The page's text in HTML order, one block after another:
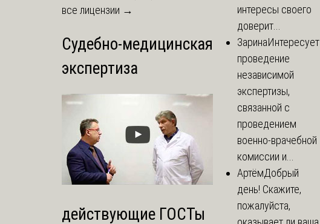
все лицензии →
Судебно-медицинская
экспертиза
действующие ГОСТы
интересы своего
доверит...
ЗаринаИнтересует
проведение
независимой
экспертизы,
связанной с
проведением
военно-врачебной
комиссии и...
АртёмДобрый
день! Скажите,
пожалуйста,